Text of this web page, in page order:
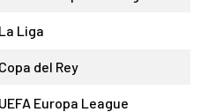
La Liga
Copa del Rey
UEFA Europa League